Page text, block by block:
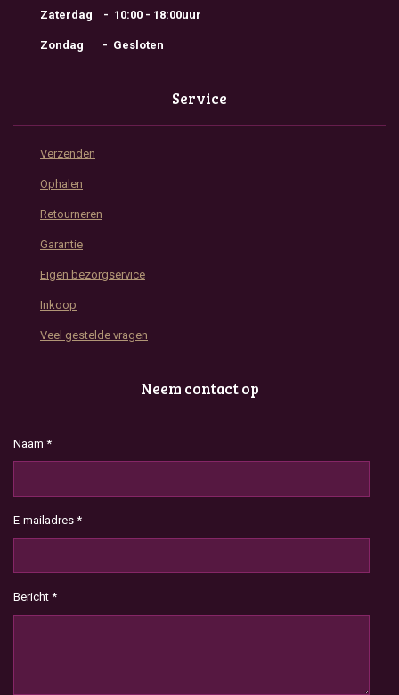
Zaterdag - 10:00 - 18:00uur
Zondag - Gesloten
Service
Verzenden
Ophalen
Retourneren
Garantie
Eigen bezorgservice
Inkoop
Veel gestelde vragen
Neem contact op
Naam *
E-mailadres *
Bericht *